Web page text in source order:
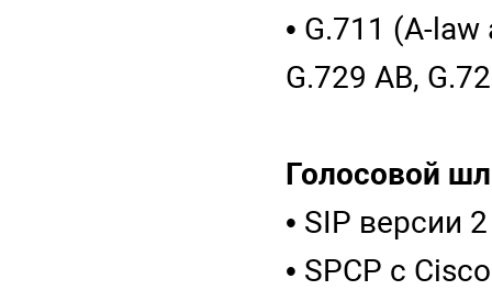
• G.711 (A-
G.729 AB,
Голосовой
• SIP версии
• SPCP с